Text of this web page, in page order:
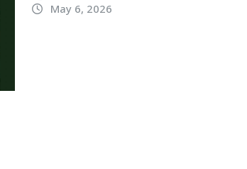
May 6, 2026